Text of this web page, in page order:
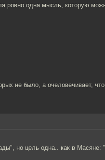
ровно одна мысль, которую
не было, а очеловечивает,
но цель одна.. как в Масяне: